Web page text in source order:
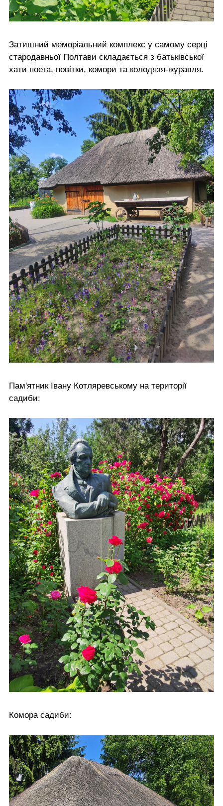
Затишний меморіальний комплекс у самому серці
стародавньої Полтави складається з батьківської
хати поета, повітки, комори та колодязя-журавля.
Пам'ятник Івану Котляревському на території
садиби:
Комора садиби: